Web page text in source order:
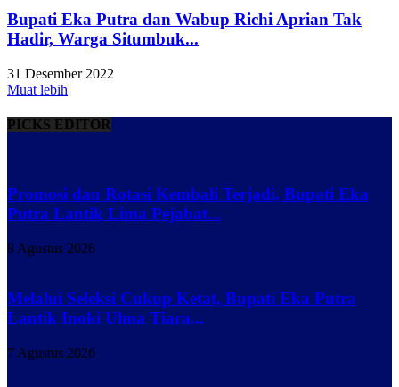
Bupati Eka Putra dan Wabup Richi Aprian Tak
Hadir, Warga Situmbuk...
31 Desember 2022
Muat lebih
PICKS EDITOR
Promosi dan Rotasi Kembali Terjadi, Bupati Eka
Putra Lantik Lima Pejabat...
8 Agustus 2026
Melalui Seleksi Cukup Ketat, Bupati Eka Putra
Lantik Inoki Ulma Tiara...
7 Agustus 2026